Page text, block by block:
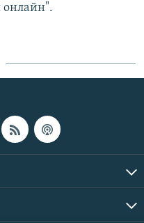
онлайн".